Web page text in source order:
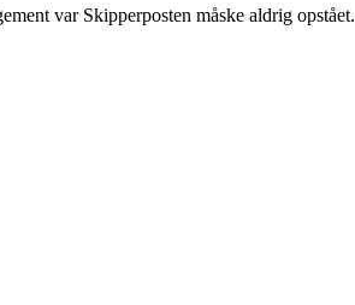
var Skipperposten måske aldrig opstået.